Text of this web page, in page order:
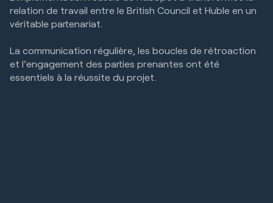
relation de travail entre le British Council et Huble en un
véritable partenariat.
La communication régulière, les boucles de rétroaction
et l'engagement des parties prenantes ont été
essentiels à la réussite du projet.